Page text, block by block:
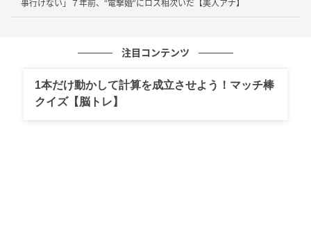
さんとの結婚です。2人はドラマ『
』（Amazon Prime Video）で初共演し、夫婦
役を演じました。その後、2人は実生活でも2024年11
事行けない」７年前、“電撃婚”にロス相次いだ【美人アナ】
注目コンテンツ
1本だけ動かして計算を成立させよう！マッチ棒
クイズ【脳トレ】